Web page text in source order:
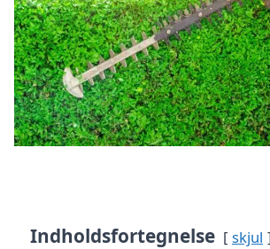
Indholdsfortegnelse skjul